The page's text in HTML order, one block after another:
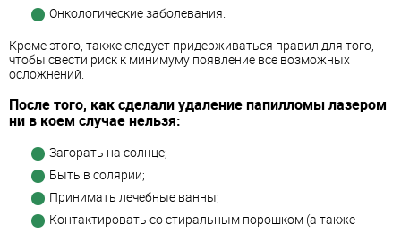
Онкологические заболевания.
Кроме этого, также следует придерживаться правил для того,
чтобы свести риск к минимуму появление все возможных
осложнений.
После того, как сделали удаление папилломы лазером
ни в коем случае нельзя:
Загорать на солнце;
Быть в солярии;
Принимать лечебные ванны;
Контактировать со стиральным порошком (а также